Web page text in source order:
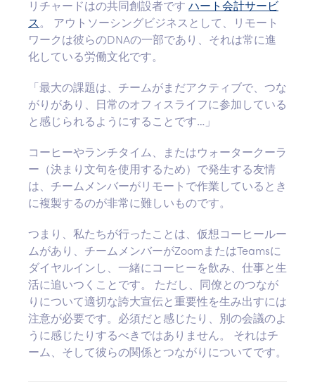
リチャードはの共同創設者です ハート会計サービ
ス。 アウトソーシングビジネスとして、リモート
ワークは彼らのDNAの一部であり、それは常に進
化している労働文化です。
「最大の課題は、チームがまだアクティブで、つな
がりがあり、日常のオフィスライフに参加している
と感じられるようにすることです…」
コーヒーやランチタイム、またはウォータークーラ
ー（決まり文句を使用するため）で発生する友情
は、チームメンバーがリモートで作業しているとき
に複製するのが非常に難しいものです。
つまり、私たちが行ったことは、仮想コーヒールー
ムがあり、チームメンバーがZoomまたはTeamsに
ダイヤルインし、一緒にコーヒーを飲み、仕事と生
活に追いつくことです。 ただし、同僚とのつなが
りについて適切な誇大宣伝と重要性を生み出すには
注意が必要です。必須だと感じたり、別の会議のよ
うに感じたりするべきではありません。 それはチ
ーム、そして彼らの関係とつながりについてです。